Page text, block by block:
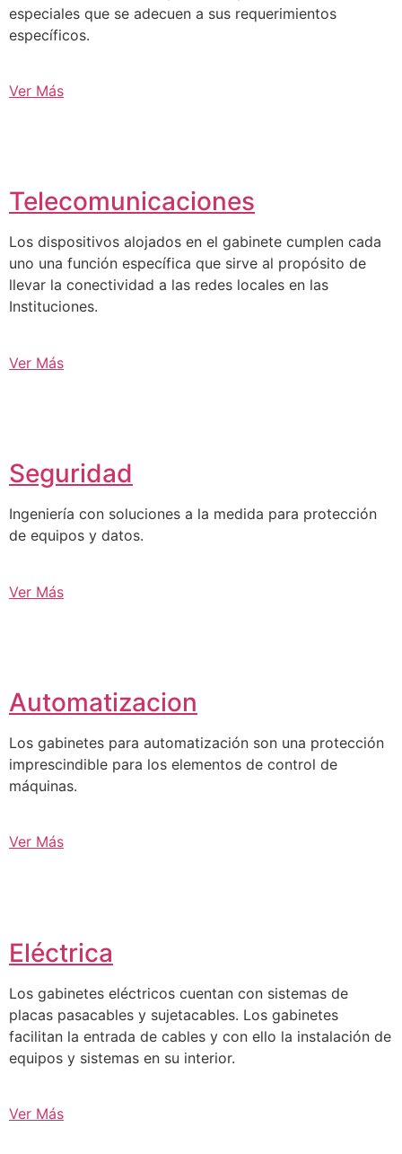
especiales que se adecuen a sus requerimientos
específicos.
Ver Más
Telecomunicaciones
Los dispositivos alojados en el gabinete cumplen cada
uno una función específica que sirve al propósito de
llevar la conectividad a las redes locales en las
Instituciones.
Ver Más
Seguridad
Ingeniería con soluciones a la medida para protección
de equipos y datos.
Ver Más
Automatizacion
Los gabinetes para automatización son una protección
imprescindible para los elementos de control de
máquinas.
Ver Más
Eléctrica
Los gabinetes eléctricos cuentan con sistemas de
placas pasacables y sujetacables. Los gabinetes
facilitan la entrada de cables y con ello la instalación de
equipos y sistemas en su interior.
Ver Más